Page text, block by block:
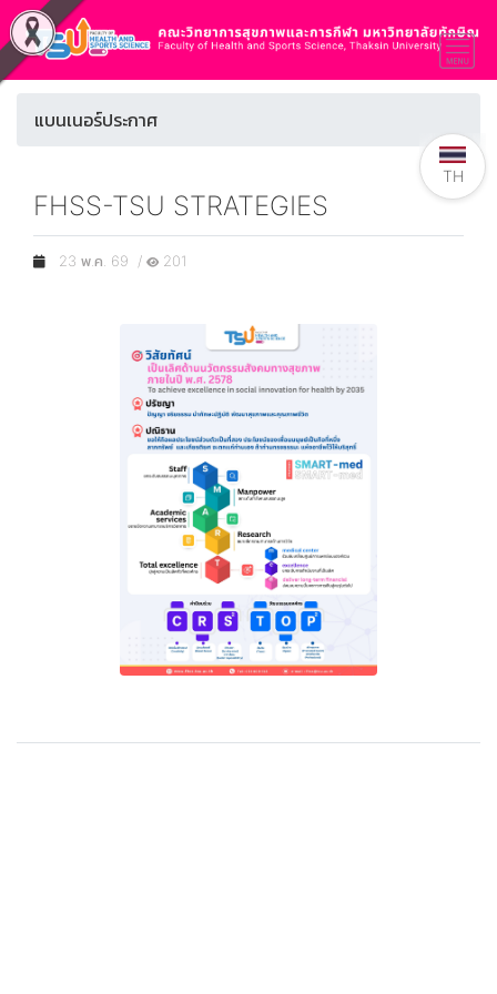
แบนเนอร์ประกาศ
FHSS-TSU STRATEGIES
23 พ.ค. 69 / 201
TH